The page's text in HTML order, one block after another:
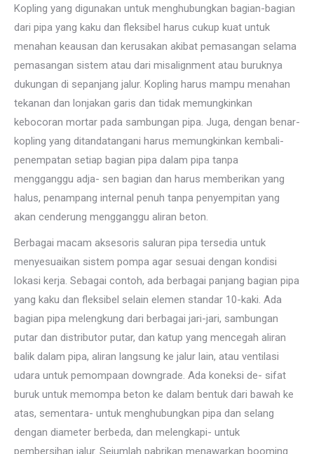
Kopling yang digunakan untuk menghubungkan bagian-bagian
dari pipa yang kaku dan fleksibel harus cukup kuat untuk
menahan keausan dan kerusakan akibat pemasangan selama
pemasangan sistem atau dari misalignment atau buruknya
dukungan di sepanjang jalur. Kopling harus mampu menahan
tekanan dan lonjakan garis dan tidak memungkinkan
kebocoran mortar pada sambungan pipa. Juga, dengan benar-
kopling yang ditandatangani harus memungkinkan kembali-
penempatan setiap bagian pipa dalam pipa tanpa
mengganggu adja- sen bagian dan harus memberikan yang
halus, penampang internal penuh tanpa penyempitan yang
akan cenderung mengganggu aliran beton.
Berbagai macam aksesoris saluran pipa tersedia untuk
menyesuaikan sistem pompa agar sesuai dengan kondisi
lokasi kerja. Sebagai contoh, ada berbagai panjang bagian pipa
yang kaku dan fleksibel selain elemen standar 10-kaki. Ada
bagian pipa melengkung dari berbagai jari-jari, sambungan
putar dan distributor putar, dan katup yang mencegah aliran
balik dalam pipa, aliran langsung ke jalur lain, atau ventilasi
udara untuk pemompaan downgrade. Ada koneksi de- sifat
buruk untuk memompa beton ke dalam bentuk dari bawah ke
atas, sementara- untuk menghubungkan pipa dan selang
dengan diameter berbeda, dan melengkapi- untuk
pembersihan jalur. Sejumlah pabrikan menawarkan booming